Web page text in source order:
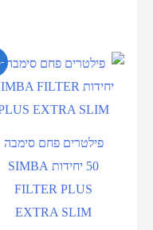
-13%
פילטרים פחם סימבה
50 יחידות SIMBA
FILTER PLUS
EXTRA SLIM